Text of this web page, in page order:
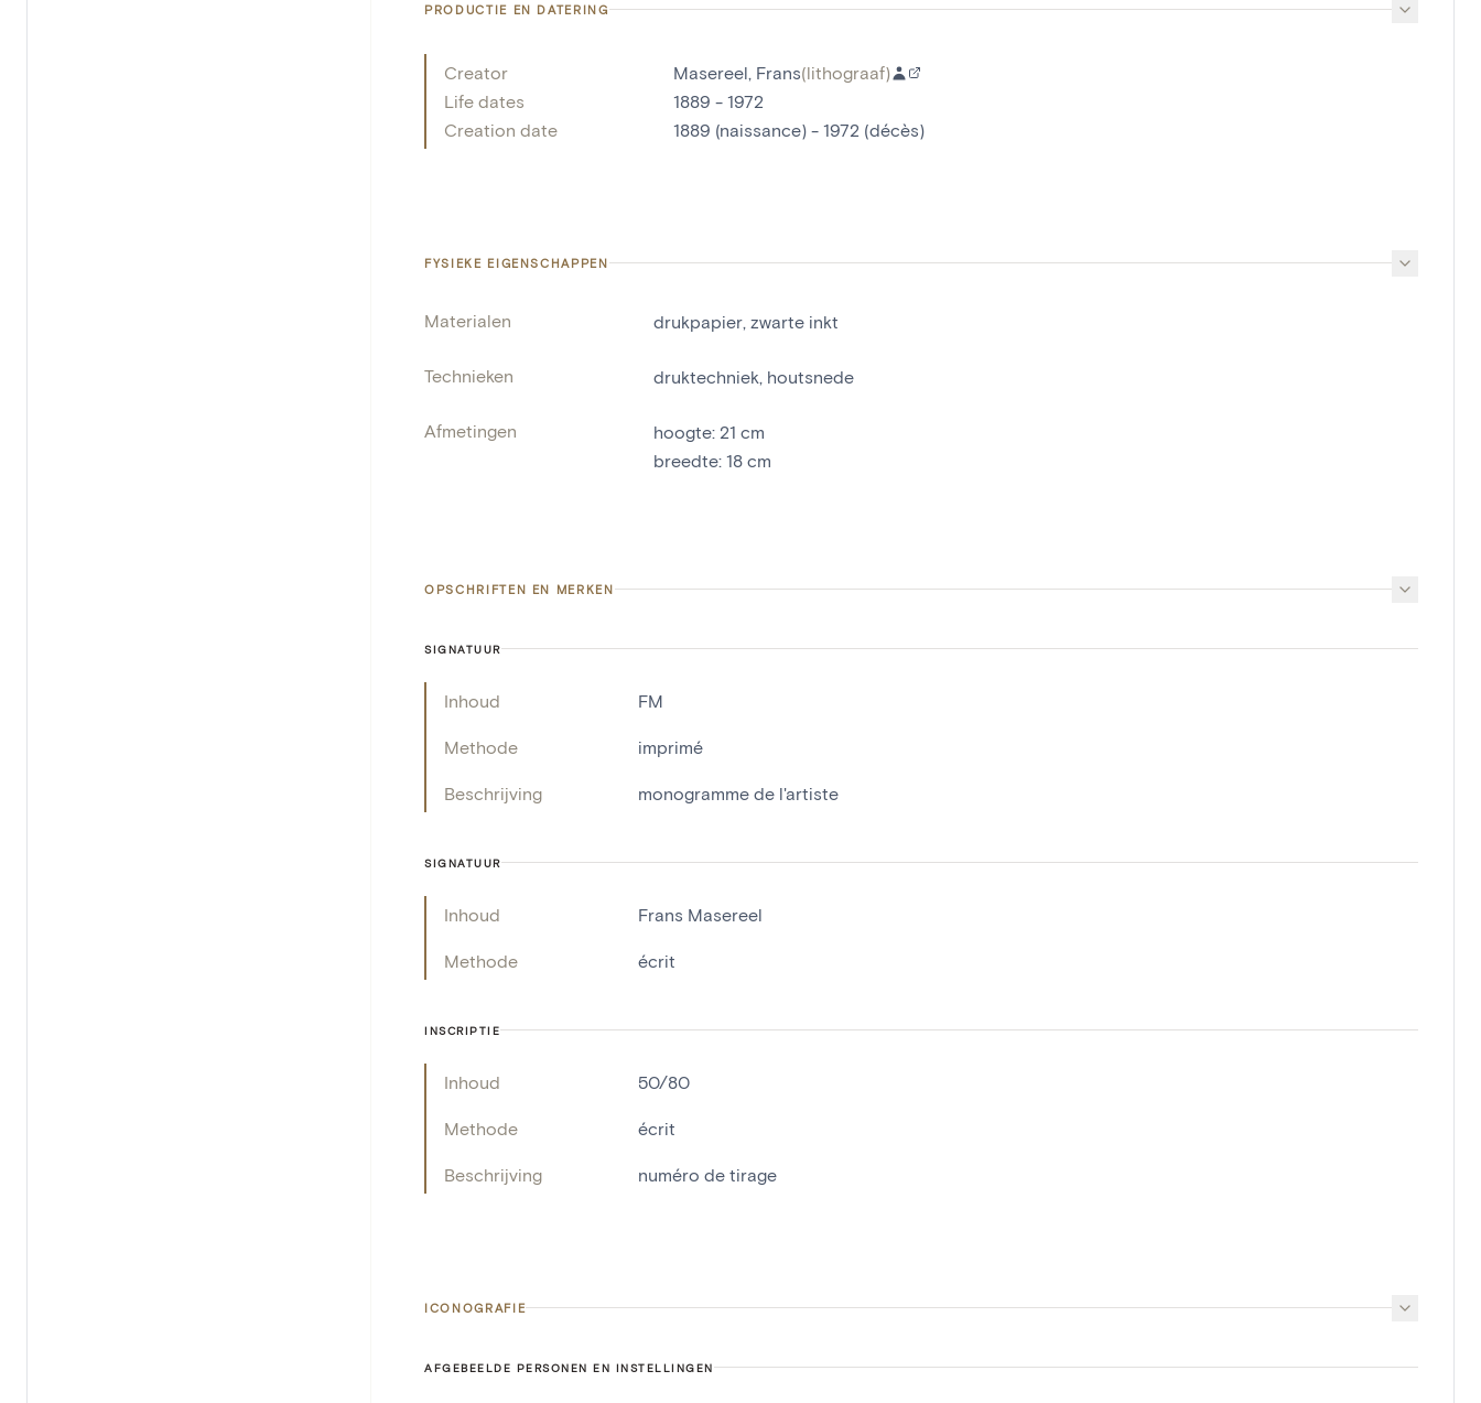
PRODUCTIE EN DATERING
Creator Masereel, Frans(lithograaf)
Life dates
1889 - 1972
Creation date
1889 (naissance) - 1972 (décès)
FYSIEKE EIGENSCHAPPEN
Materialen drukpapier zwarte inkt
Technieken druktechniek houtsnede
Afmetingen hoogte: 21 cm
breedte: 18 cm
OPSCHRIFTEN EN MERKEN
SIGNATUUR
Inhoud FM
Methode imprimé
Beschrijving monogramme de l'artiste
SIGNATUUR
Inhoud Frans Masereel
Methode écrit
INSCRIPTIE
Inhoud 50/80
Methode écrit
Beschrijving numéro de tirage
ICONOGRAFIE
AFGEBEELDE PERSONEN EN INSTELLINGEN